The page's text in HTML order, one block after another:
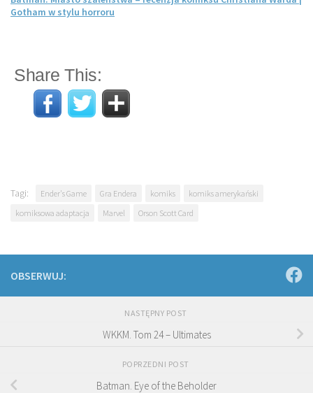
Gotham w stylu horroru
Share This:
Tagi: Ender's Game Gra Endera komiks
komiks amerykański
komiksowa adaptacja
Marvel Orson Scott Card
OBSERWUJ:
NASTĘPNY POST
WKKM. Tom 24 – Ultimates
POPRZEDNI POST
Batman. Eye of the Beholder